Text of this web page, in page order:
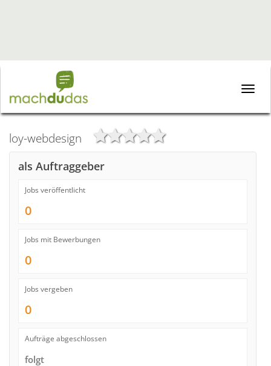
Toggle
loy-webdesign
als Auftraggeber
Jobs veröffentlicht
0
Jobs mit Bewerbungen
0
Jobs vergeben
0
Aufträge abgeschlossen
folgt